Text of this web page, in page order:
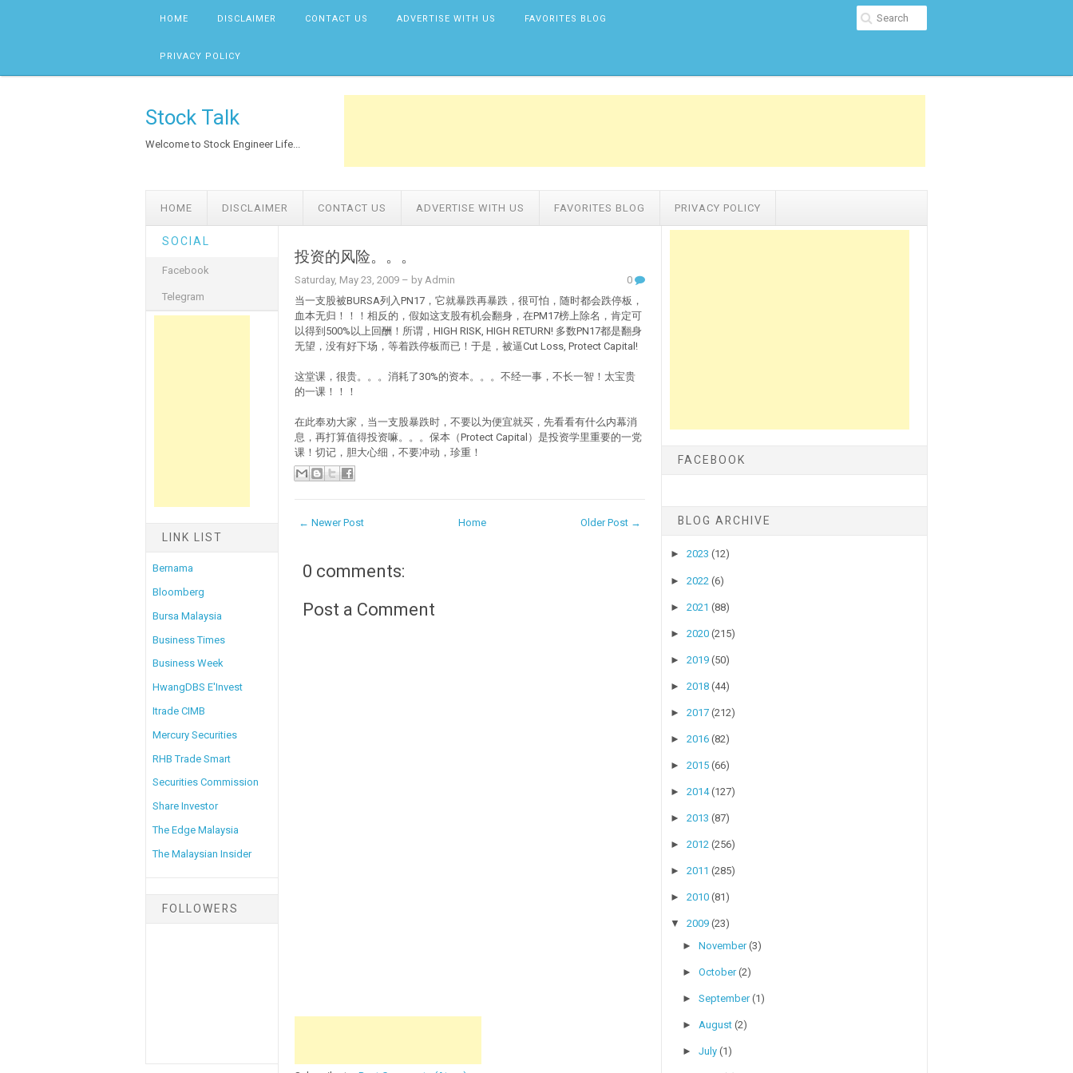
HOME DISCLAIMER CONTACT US ADVERTISE WITH US FAVORITES BLOG
PRIVACY POLICY
Stock Talk
Welcome to Stock Engineer Life...
HOME DISCLAIMER CONTACT US ADVERTISE WITH US FAVORITES BLOG PRIVACY POLICY
SOCIAL
Facebook
Telegram
LINK LIST
Bernama
Bloomberg
Bursa Malaysia
Business Times
Business Week
HwangDBS E'Invest
Itrade CIMB
Mercury Securities
RHB Trade Smart
Securities Commission
Share Investor
The Edge Malaysia
The Malaysian Insider
FOLLOWERS
投资的风险。。。
Saturday, May 23, 2009– by Admin
0
当一支股被BURSA列入PN17，它就暴跌再暴跌，很可怕，随时都会跌停板，
血本无归！！！相反的，假如这支股有机会翻身，在PM17榜上除名，肯定可
以得到500%以上回酬！所谓，HIGH RISK, HIGH RETURN! 多数PN17都是翻身
无望，没有好下场，等着跌停板而已！于是，被逼Cut Loss, Protect Capital!
这堂课，很贵。。。消耗了30%的资本。。。不经一事，不长一智！太宝贵
的一课！！！
在此奉劝大家，当一支股暴跌时，不要以为便宜就买，先看看有什么内幕消
息，再打算值得投资嘛。。。保本（Protect Capital）是投资学里重要的一党
课！切记，胆大心细，不要冲动，珍重！
← Newer Post Older Post →
Home
0 comments:
Post a Comment
FACEBOOK
BLOG ARCHIVE
► 2023 (12)
► 2022 (6)
► 2021 (88)
► 2020 (215)
► 2019 (50)
► 2018 (44)
► 2017 (212)
► 2016 (82)
► 2015 (66)
► 2014(127)
► 2013 (87)
► 2012 (256)
► 2011 (285)
► 2010 (81)
▼ 2009 (23)
►November(3)
►October(2)
►September(1)
► August(2)
►July(1)